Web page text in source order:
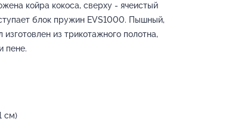
койра кокоса, сверху - ячеистый
блок пружин EVS1000. Пышный,
из трикотажного полотна,
пене.
см)